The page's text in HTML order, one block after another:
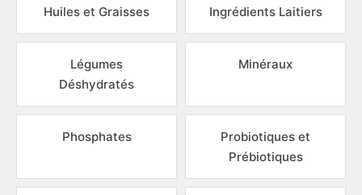
Huiles et Graisses Ingrédients Laitiers
Légumes
Déshydratés
Minéraux
Phosphates
Probiotiques et
Prébiotiques